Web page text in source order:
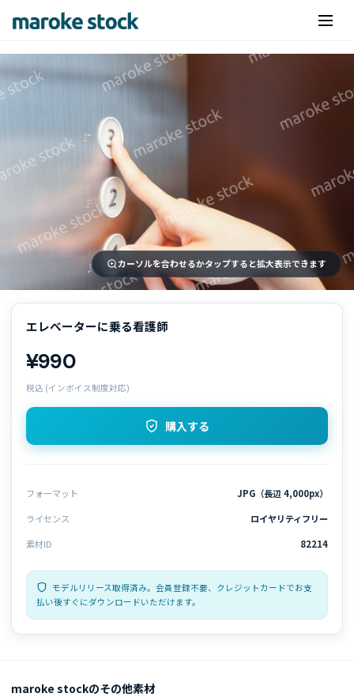
カーソルを合わせるかタップすると拡大表示できます
エレベーターに乗る看護師
¥990
税込 (インボイス制度対応)
購入する
フォーマット
JPG（長辺 4,000px）
ライセンス
ロイヤリティフリー
素材ID
82214
モデルリリース取得済み。会員登録不要、クレジットカードでお支
払い後すぐにダウンロードいただけます。
maroke stockのその他素材